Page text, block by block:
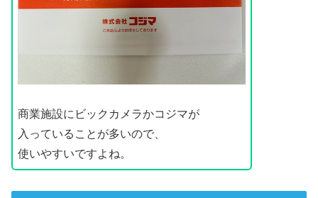
商業施設にビックカメラかコジマが
入っていることが多いので、
使いやすいですよね。